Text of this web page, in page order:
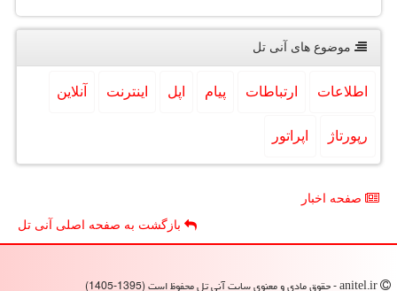
موضوع های آنی تل
اطلاعات ارتباطات پیام اپل اینترنت آنلاین
رپورتاژ اپراتور
صفحه اخبار
بازگشت به صفحه اصلی آنی تل